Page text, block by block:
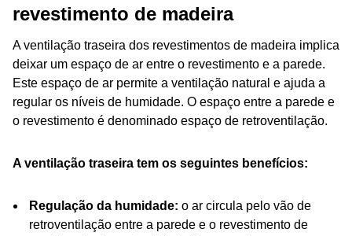
revestimento de madeira
A ventilação traseira dos revestimentos de madeira implica
deixar um espaço de ar entre o revestimento e a parede.
Este espaço de ar permite a ventilação natural e ajuda a
regular os níveis de humidade. O espaço entre a parede e
o revestimento é denominado espaço de retroventilação.
A ventilação traseira tem os seguintes benefícios:
Regulação da humidade: o ar circula pelo vão de
retroventilação entre a parede e o revestimento de